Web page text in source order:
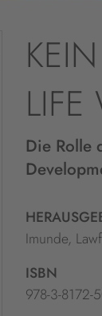
Die Rolle
Imunde,
ISBN
978-3-8172-